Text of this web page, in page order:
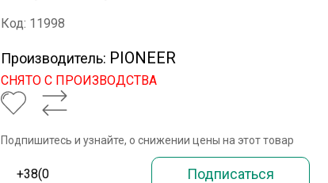
Код: 11998
Производитель: PIONEER
СНЯТО С ПРОИЗВОДСТВА
Подпишитесь и узнайте, о снижении цены на этот товар